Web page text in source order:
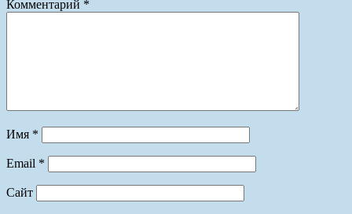
Комментарий *
Имя *
Email *
Сайт